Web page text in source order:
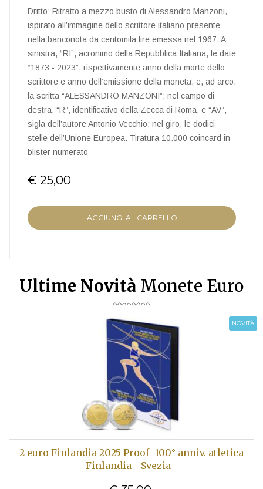
Dritto: Ritratto a mezzo busto di Alessandro Manzoni,
ispirato all’immagine dello scrittore italiano presente
nella banconota da centomila lire emessa nel 1967. A
sinistra, “RI”, acronimo della Repubblica Italiana, le date
“1873 - 2023”, rispettivamente anno della morte dello
scrittore e anno dell’emissione della moneta, e, ad arco,
la scritta “ALESSANDRO MANZONI”; nel campo di
destra, “R”, identificativo della Zecca di Roma, e “AV”,
sigla dell’autore Antonio Vecchio; nel giro, le dodici
stelle dell’Unione Europea. Tiratura 10.000 coincard in
blister numerato
€ 25,00
AGGIUNGI AL CARRELLO
Ultime Novità Monete Euro
NOVITÀ
2 euro Finlandia 2025 Proof -100° anniv. atletica
Finlandia - Svezia -